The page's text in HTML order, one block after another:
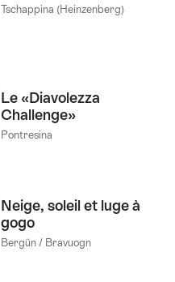
Tschappina (Heinzenberg)
Le «Diavolezza
Challenge»
Pontresina
Neige, soleil et luge à
gogo
Bergün / Bravuogn